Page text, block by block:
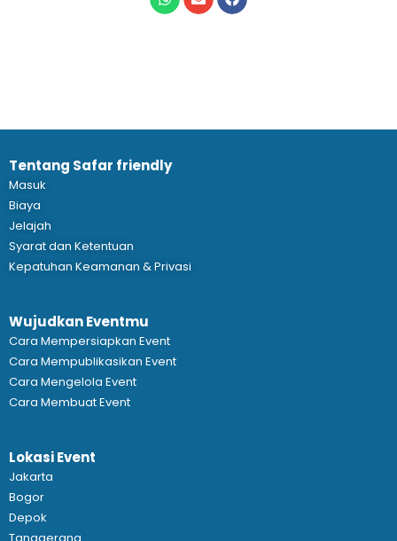
Tentang Safar friendly
Masuk
Biaya
Jelajah
Syarat dan Ketentuan
Kepatuhan Keamanan & Privasi
Wujudkan Eventmu
Cara Mempersiapkan Event
Cara Mempublikasikan Event
Cara Mengelola Event
Cara Membuat Event
Lokasi Event
Jakarta
Bogor
Depok